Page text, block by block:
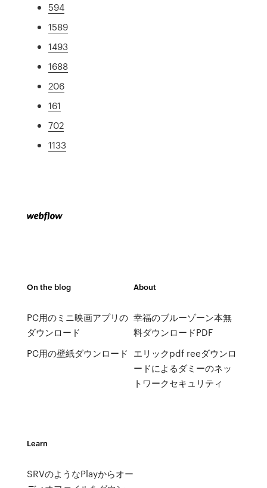
594
1589
1493
1688
206
161
702
1133
On the blog
PC用のミニ映画アプリの
ダウンロード
PC用の壁紙ダウンロード
About
幸福のブルーゾーン本無
料ダウンロードPDF
エリックpdf reeダウンロ
ードによるダミーのネッ
トワークセキュリティ
Learn
SRVのようなPlayからオー